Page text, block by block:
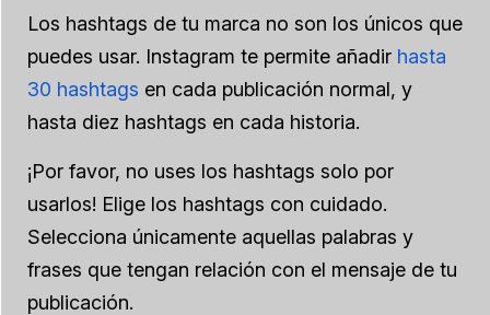
Los hashtags de tu marca no son los únicos que
puedes usar. Instagram te permite añadir hasta
30 hashtags en cada publicación normal, y
hasta diez hashtags en cada historia.
¡Por favor, no uses los hashtags solo por
usarlos! Elige los hashtags con cuidado.
Selecciona únicamente aquellas palabras y
frases que tengan relación con el mensaje de tu
publicación.